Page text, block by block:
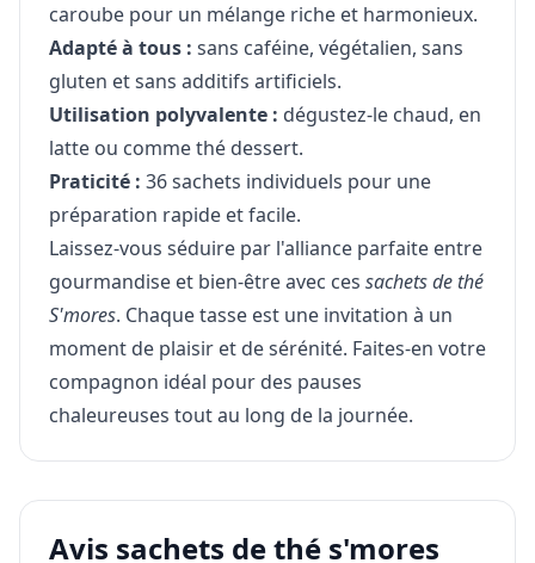
caroube pour un mélange riche et harmonieux.
Adapté à tous : sans caféine, végétalien, sans
gluten et sans additifs artificiels.
Utilisation polyvalente : dégustez-le chaud, en
latte ou comme thé dessert.
Praticité : 36 sachets individuels pour une
préparation rapide et facile.
Laissez-vous séduire par l'alliance parfaite entre
gourmandise et bien-être avec ces sachets de thé
S'mores. Chaque tasse est une invitation à un
moment de plaisir et de sérénité. Faites-en votre
compagnon idéal pour des pauses
chaleureuses tout au long de la journée.
Avis sachets de thé s'mores